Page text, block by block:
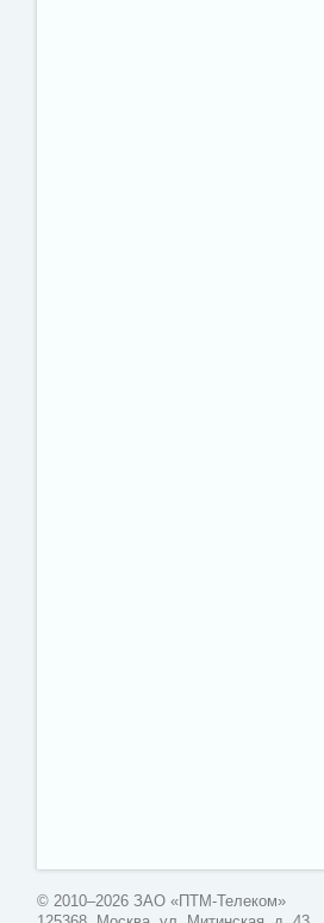
© 2010–2026 ЗАО «ПТМ-Телеком»